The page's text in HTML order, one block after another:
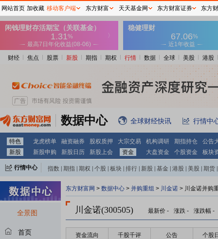
财经 焦点 股票 新股 期指 期权 行情 数据 全球 美股 港股
数据中心 全球财经快讯 行情中
特色 龙虎榜单 融资融券 股权质押 大宗交易 机构调研 期指持仓
公告
新股
新股申购 新股日历 新股上会 资金 大盘资金 个股资金 板块
行情中心 指数 期指 期权 个股 板块 排行 新股 基金 港股 美股 期货
全景图
首页
东方财富网 > 数据中心 > 并购重组 > 川金诺 > 川金诺并购
川金诺(300505) 最新价 - 涨跌 - 涨跌幅 -
资金流向 千股千评 公告 个股
网站首页 加收藏 移动客户端 东方财富 天天基金网 东方财富证券 东方